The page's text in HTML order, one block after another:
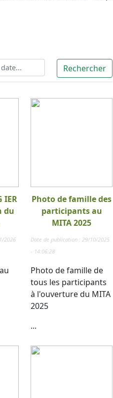
IER
du
2026
Photo de famille des
participants au
MITA 2025
Date de publication : 29/10/2025
- 14:06:28
Photo de famille de
tous les participants
à l'ouverture du MITA
2025
...